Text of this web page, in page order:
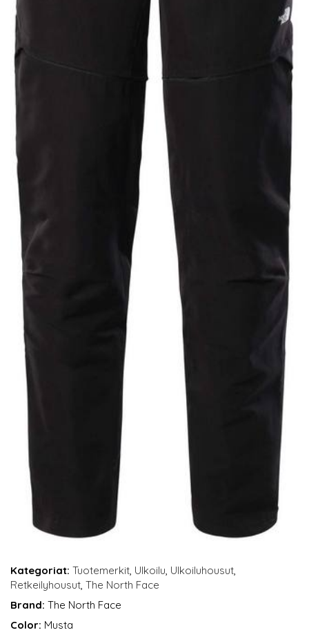
Kategoriat: Tuotemerkit Ulkoilu Ulkoiluhousut
Retkeilyhousut The North Face
Brand: The North Face
Color: Musta